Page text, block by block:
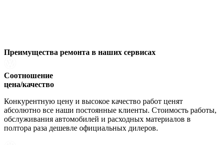
Преимущества ремонта в наших сервисах
Соотношение
цена/качество
Конкурентную цену и высокое качество работ ценят
абсолютно все наши постоянные клиенты. Стоимость работы,
обслуживания автомобилей и расходных материалов в
полтора раза дешевле официальных дилеров.